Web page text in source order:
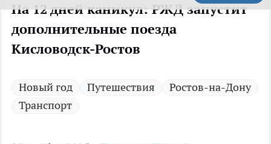
На 12 дней каникул: РЖД запустит
дополнительные поезда
Кисловодск-Ростов
Новый год Путешествия
Ростов-на-Дону
Транспорт